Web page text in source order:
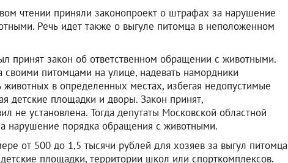
чтении приняли законопроект о штрафах за нарушение
Речь идет также о выгуле питомца в неположенном
принят закон об ответственном обращении с животными.
своими питомцами на улице, надевать намордники
животных в определенных местах, избегая недопустимые
детские площадки и дворы. Закон принят,
не установлена. Тогда депутаты Московской областной
нарушение порядка обращения с животными.
от 500 до 1,5 тысячи рублей для хозяев за выгул питомца
площадки, территории школ или спорткомплексов.